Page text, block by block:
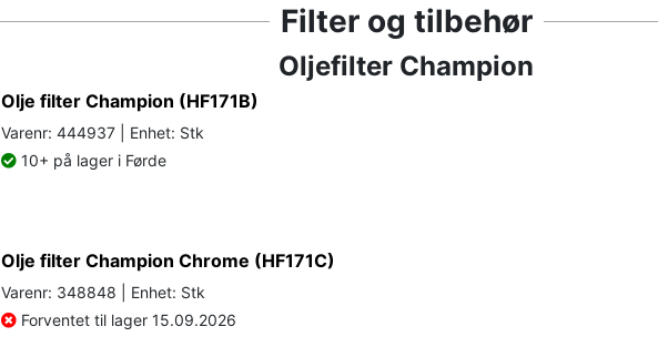
Filter og tilbehør
Oljefilter Champion
Olje filter Champion (HF171B)
Varenr: 444937 | Enhet: Stk
10+ på lager i Førde
Olje filter Champion Chrome (HF171C)
Varenr: 348848 | Enhet: Stk
Forventet til lager 15.09.2026